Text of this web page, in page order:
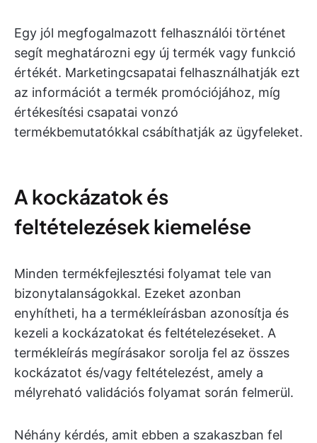
Egy jól megfogalmazott felhasználói történet
segít meghatározni egy új termék vagy funkció
értékét. Marketingcsapatai felhasználhatják ezt
az információt a termék promóciójához, míg
értékesítési csapatai vonzó
termékbemutatókkal csábíthatják az ügyfeleket.
A kockázatok és
feltételezések kiemelése
Minden termékfejlesztési folyamat tele van
bizonytalanságokkal. Ezeket azonban
enyhítheti, ha a termékleírásban azonosítja és
kezeli a kockázatokat és feltételezéseket. A
termékleírás megírásakor sorolja fel az összes
kockázatot és/vagy feltételezést, amely a
mélyreható validációs folyamat során felmerül.
Néhány kérdés, amit ebben a szakaszban fel